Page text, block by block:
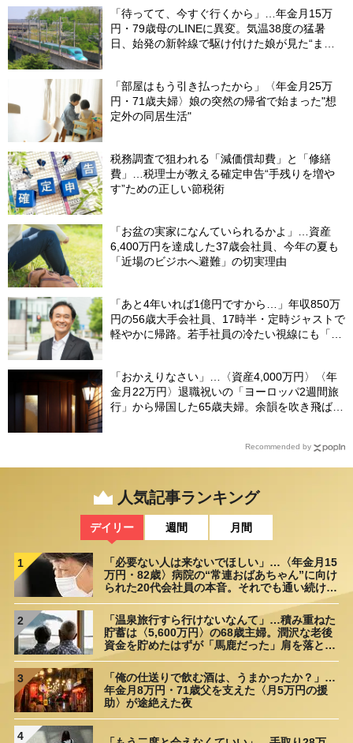
「待ってて、今すぐ行くから」…年金月15万
円・79歳母のLINEに異変。気温38度の猛暑
日、始発の新幹線で駆け付けた娘が見た“まさ
「部屋はもう引き払ったから」〈年金月25万
円・71歳夫婦〉娘の突然の帰省で始まった"想
定外の同居生活"
税務調査で狙われる「減価償却費」と「修繕
費」…税理士が教える確定申告“手残りを増や
す”ための正しい節税術
「お盆の実家になんていられるかよ」…資産
6,400万円を達成した37歳会社員、今年の夏も
「近場のビジホへ避難」の切実理由
「あと4年いれば1億円ですから…」年収850万
円の56歳大手会社員、17時半・定時ジャストで
軽やかに帰路。若手社員の冷たい視線にも「だ
「おかえりなさい」…〈資産4,000万円〉〈年
金月22万円〉退職祝いの「ヨーロッパ2週間旅
行」から帰国した65歳夫婦。余韻を吹き飛ばし
Recommended by
人気記事ランキング
デイリー 週間 月間
1
「必要ない人は来ないでほしい」…〈年金月15
万円・82歳〉病院の“常連おばあちゃん”に向け
られた20代会社員の本音。それでも通い続ける
2
「温泉旅行すら行けないなんて」…積み重ねた
貯蓄は〈5,600万円〉の68歳主婦。潤沢な老後
資金を貯めたはずが「馬鹿だった」肩を落とす
3
「俺の仕送りで飲む酒は、うまかったか？」…
年金月8万円・71歳父を支えた〈月5万円の援
助〉が途絶えた夜
4